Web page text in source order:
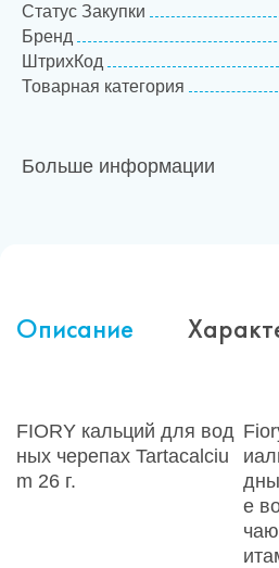
Статус Закупки
Бренд
ШтрихКод
Товарная категория
Больше информации
Описание
FIORY кальций для вод
ных черепах Tartacalciu
m 26 г.
е